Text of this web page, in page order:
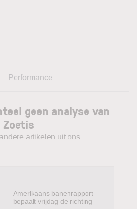
Performance
geen analyse van
Zoetis
artikelen uit ons
Amerikaans banenrapport
bepaalt vrijdag de richting